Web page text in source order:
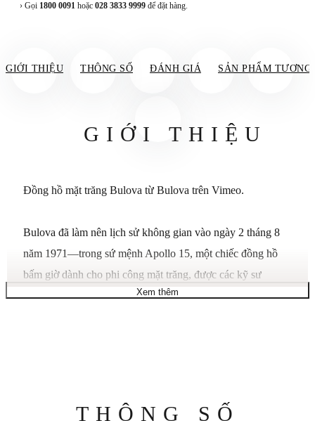
› Gọi 1800 0091 hoặc 028 3833 9999 để đặt hàng.
GIỚI THIỆU THÔNG SỐ ĐÁNH GIÁ SẢN PHẨM TƯƠNG
GIỚI THIỆU
Đồng hồ mặt trăng Bulova từ Bulova trên Vimeo.
Bulova đã làm nên lịch sử không gian vào ngày 2 tháng 8
năm 1971—trong sứ mệnh Apollo 15, một chiếc đồng hồ
bấm giờ dành cho phi công mặt trăng, được các kỹ sư
Bulova tùy chỉnh cho phù hợp với điều kiện mặt trăng, đã
tiếp tục lịch sử về thời gian chính xác. Các tính năng bao
Xem thêm
THÔNG SỐ